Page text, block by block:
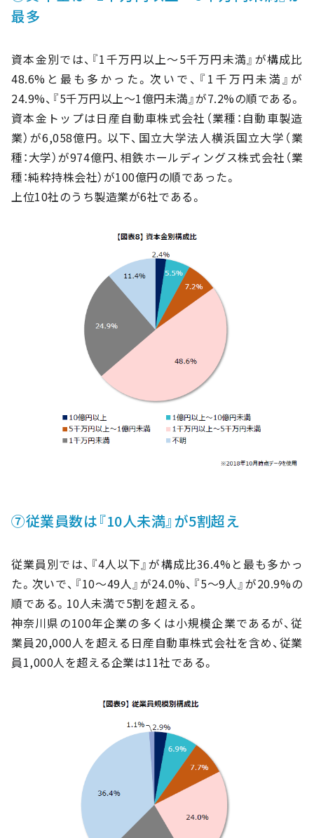
最多
資本金別では、『1千万円以上～5千万円未満』が構成比
48.6%と最も多かった。次いで、『1千万円未満』が
24.9%、『5千万円以上～1億円未満』が7.2%の順である。
資本金トップは日産自動車株式会社（業種：自動車製造
業）が6,058億円。以下、国立大学法人横浜国立大学（業
種：大学）が974億円、相鉄ホールディングス株式会社（業
種：純粋持株会社）が100億円の順であった。
上位10社のうち製造業が6社である。
⑦従業員数は『10人未満』が5割超え
従業員別では、『4人以下』が構成比36.4%と最も多かっ
た。次いで、『10～49人』が24.0%、『5～9人』が20.9%の
順である。10人未満で5割を超える。
神奈川県の100年企業の多くは小規模企業であるが、従
業員20,000人を超える日産自動車株式会社を含め、従業
員1,000人を超える企業は11社である。